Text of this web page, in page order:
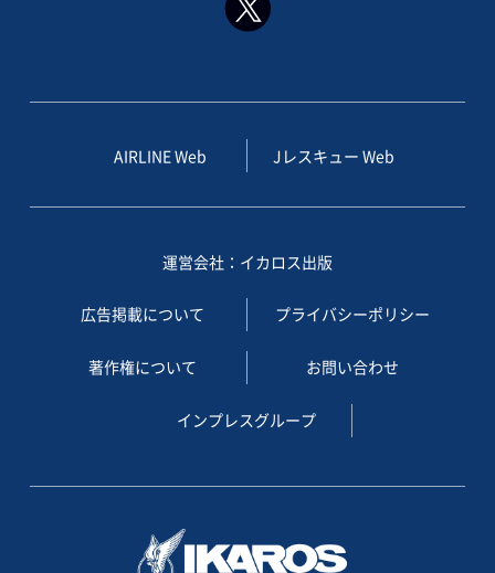
AIRLINE Web Jレスキュー Web
運営会社：イカロス出版
広告掲載について プライバシーポリシー
著作権について お問い合わせ
インプレスグループ